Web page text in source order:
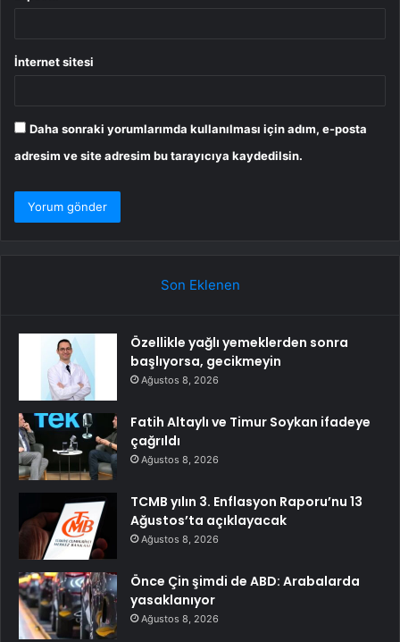
İnternet sitesi
Daha sonraki yorumlarımda kullanılması için adım, e-posta
adresim ve site adresim bu tarayıcıya kaydedilsin.
Son Eklenen
Özellikle yağlı yemeklerden sonra
başlıyorsa, gecikmeyin
Ağustos 8, 2026
Fatih Altaylı ve Timur Soykan ifadeye
çağrıldı
Ağustos 8, 2026
TCMB yılın 3. Enflasyon Raporu’nu 13
Ağustos’ta açıklayacak
Ağustos 8, 2026
Önce Çin şimdi de ABD: Arabalarda
yasaklanıyor
Ağustos 8, 2026